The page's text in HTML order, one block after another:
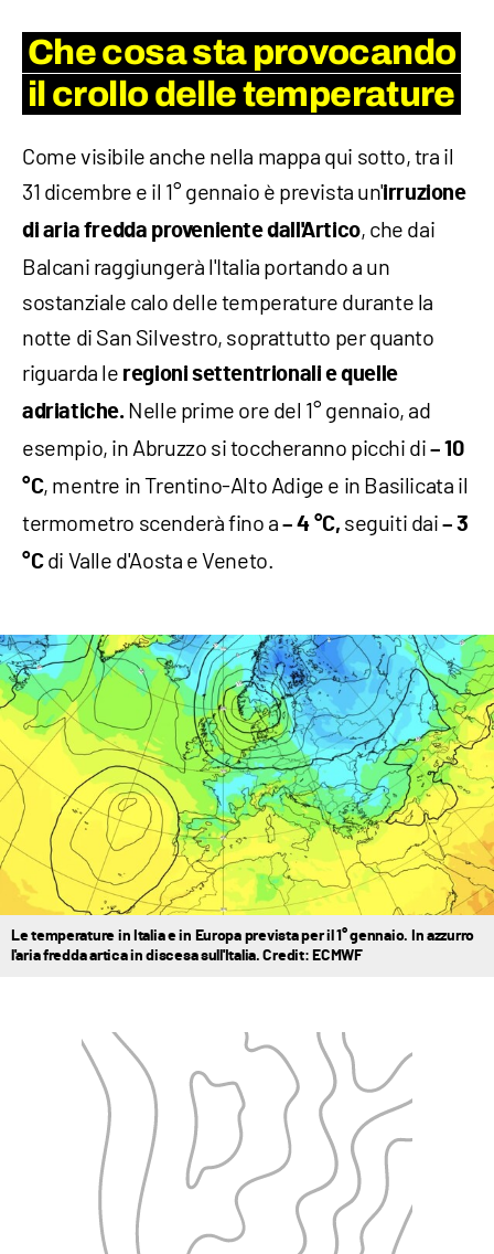
Che cosa sta provocando
il crollo delle temperature
Come visibile anche nella mappa qui sotto, tra il
31 dicembre e il 1° gennaio è prevista un'irruzione
di aria fredda proveniente dall'Artico, che dai
Balcani raggiungerà l'Italia portando a un
sostanziale calo delle temperature durante la
notte di San Silvestro, soprattutto per quanto
riguarda le regioni settentrionali e quelle
adriatiche. Nelle prime ore del 1° gennaio, ad
esempio, in Abruzzo si toccheranno picchi di– 10
°C, mentre in Trentino-Alto Adige e in Basilicata il
termometro scenderà fino a– 4 °C, seguiti dai– 3
°Cdi Valle d'Aosta e Veneto.
Le temperature in Italia e in Europa prevista per il 1° gennaio. In azzurro
l'aria fredda artica in discesa sull'Italia. Credit: ECMWF